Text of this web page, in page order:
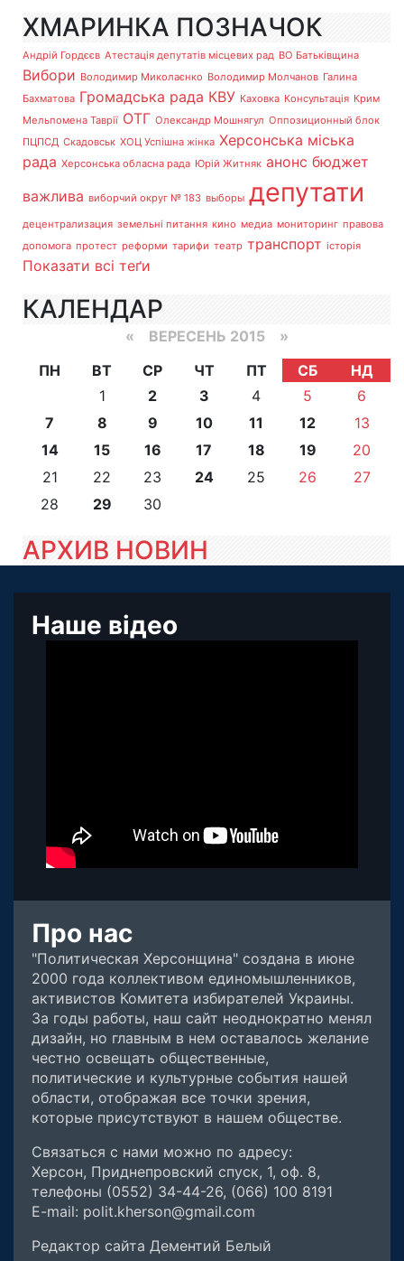
ХМАРИНКА ПОЗНАЧОК
Андрій Гордєєв Атестація депутатів місцевих рад ВО Батьківщина
Вибори Володимир Миколаєнко Володимир Молчанов Галина
Бахматова Громадська рада КВУ Каховка Консультація Крим
Мельпомена Таврії ОТГ Олександр Мошнягул Оппозиционный блок
ПЦПСД Скадовськ ХОЦ Успішна жінка Херсонська міська
рада Херсонська обласна рада Юрій Житняк анонс бюджет
важлива виборчий округ № 183 выборы депутати
децентрализация земельні питання кино медиа мониторинг правова
допомога протест реформи тарифи театр транспорт історія
Показати всі теґи
КАЛЕНДАР
« ВЕРЕСЕНЬ 2015 »
ПН
ВТ СР ЧТ ПТ СБ
НД
1
2 3 4 5
6
7
8 9 10 11 12
13
14
15 16 17 18 19
20
21
22 23 24 25 26
27
28
29 30
АРХИВ НОВИН
Наше відео
Про нас
"Политическая Херсонщина" создана в июне
2000 года коллективом единомышленников,
активистов Комитета избирателей Украины.
За годы работы, наш сайт неоднократно менял
дизайн, но главным в нем оставалось желание
честно освещать общественные,
политические и культурные события нашей
области, отображая все точки зрения,
которые присутствуют в нашем обществе.
Связаться с нами можно по адресу:
Херсон, Приднепровский спуск, 1, оф. 8,
телефоны (0552) 34-44-26, (066) 100 8191
E-mail: polit.kherson@gmail.com
Редактор сайта Дементий Белый